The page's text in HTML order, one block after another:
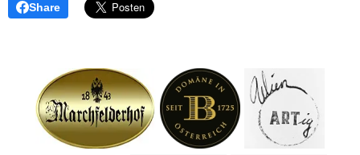
Share